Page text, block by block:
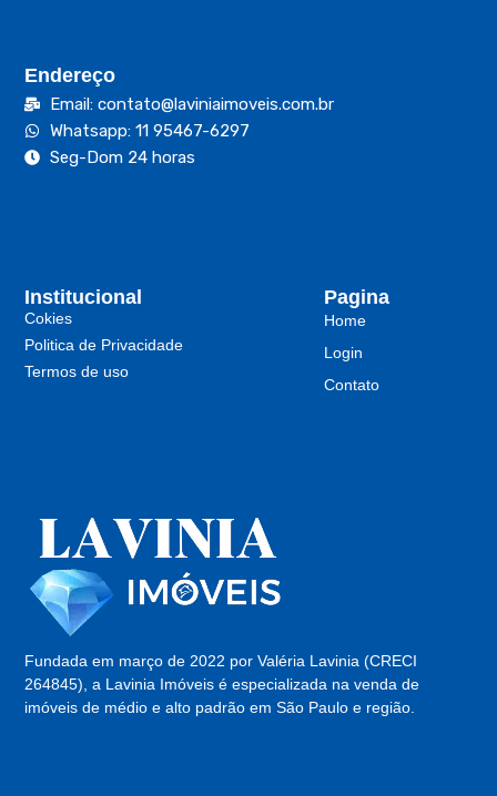
Fundada em março de 2022 por Valéria Lavinia (CRECI
264845), a Lavinia Imóveis é especializada na venda de
imóveis de médio e alto padrão em São Paulo e região.
Pagina
Home
Login
Contato
Institucional
Cokies
Politica de Privacidade
Termos de uso
Endereço
Email: contato@laviniaimoveis.com.br
Whatsapp: 11 95467-6297
Seg-Dom 24 horas